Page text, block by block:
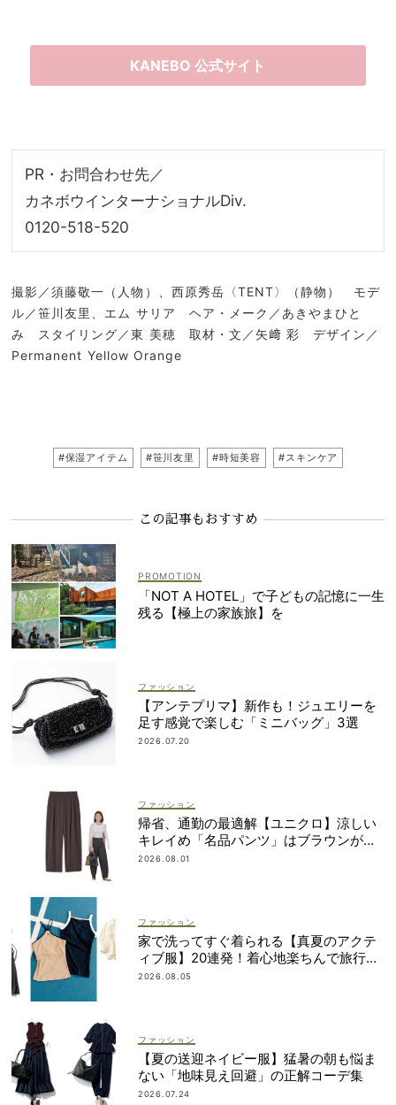
KANEBO 公式サイト
PR・お問合わせ先／
カネボウインターナショナルDiv.
0120-518-520
撮影／須藤敬一（人物）、西原秀岳〈TENT〉（静物） モデ
ル／笹川友里、エム サリア ヘア・メーク／あきやまひと
み スタイリング／東 美穂 取材・文／矢﨑 彩 デザイン／
Permanent Yellow Orange
#保湿アイテム #笹川友里 #時短美容 #スキンケア
この記事もおすすめ
「NOT A HOTEL」で子どもの記憶に一生
残る【極上の家族旅】を
ファッション
【アンテプリマ】新作も！ジュエリーを
足す感覚で楽しむ「ミニバッグ」3選
2026.07.20
ファッション
帰省、通勤の最適解【ユニクロ】涼しい
キレイめ「名品パンツ」はブラウンが使
える！
2026.08.01
ファッション
家で洗ってすぐ着られる【真夏のアクテ
ィブ服】20連発！着心地楽ちんで旅行・
帰省にも◎
2026.08.05
ファッション
【夏の送迎ネイビー服】猛暑の朝も悩ま
ない「地味見え回避」の正解コーデ集
2026.07.24